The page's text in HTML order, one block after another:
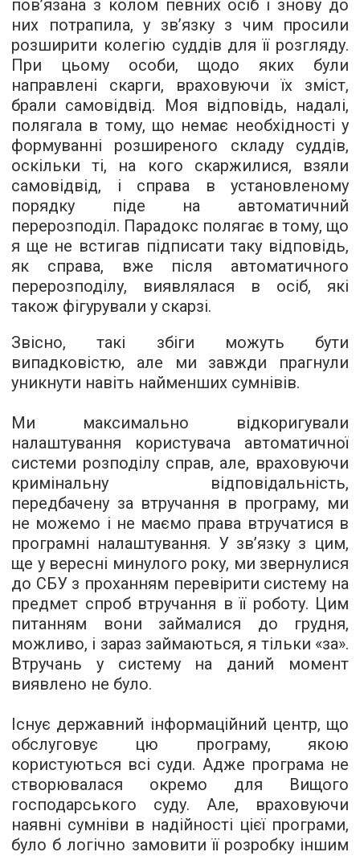
пов’язана з колом певних осіб і знову до
них потрапила, у зв’язку з чим просили
розширити колегію суддів для її розгляду.
При цьому особи, щодо яких були
направлені скарги, враховуючи їх зміст,
брали самовідвід. Моя відповідь, надалі,
полягала в тому, що немає необхідності у
формуванні розширеного складу суддів,
оскільки ті, на кого скаржилися, взяли
самовідвід, і справа в установленому
порядку піде на автоматичний
перерозподіл. Парадокс полягає в тому, що
я ще не встигав підписати таку відповідь,
як справа, вже після автоматичного
перерозподілу, виявлялася в осіб, які
також фігурували у скарзі.
Звісно, такі збіги можуть бути
випадковістю, але ми завжди прагнули
уникнути навіть найменших сумнівів.
Ми максимально відкоригували
налаштування користувача автоматичної
системи розподілу справ, але, враховуючи
кримінальну відповідальність,
передбачену за втручання в програму, ми
не можемо і не маємо права втручатися в
програмні налаштування. У зв’язку з цим,
ще у вересні минулого року, ми звернулися
до СБУ з проханням перевірити систему на
предмет спроб втручання в її роботу. Цим
питанням вони займалися до грудня,
можливо, і зараз займаються, я тільки «за».
Втручань у систему на даний момент
виявлено не було.
Існує державний інформаційний центр, що
обслуговує цю програму, якою
користуються всі суди. Адже програма не
створювалася окремо для Вищого
господарського суду. Але, враховуючи
наявні сумніви в надійності цієї програми,
було б логічно замовити її розробку іншим